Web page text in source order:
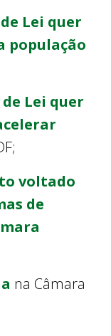
Lei quer
população
Lei quer
voltado
de
na Câmara